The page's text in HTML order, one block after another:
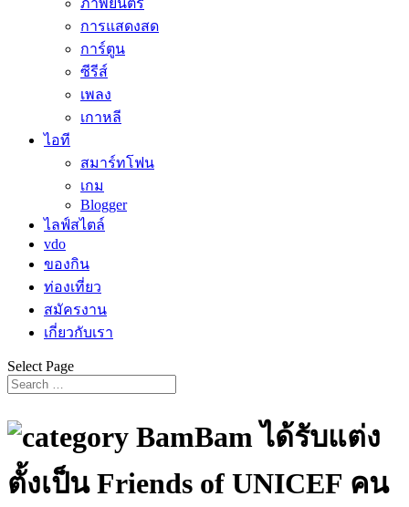
ภาพยนตร์
การแสดงสด
การ์ตูน
ซีรีส์
เพลง
เกาหลี
ไอที
สมาร์ทโฟน
เกม
Blogger
ไลฟ์สไตล์
vdo
ของกิน
ท่องเที่ยว
สมัครงาน
เกี่ยวกับเรา
Select Page
BamBam ได้รับแต่ง
ตั้งเป็น Friends of UNICEF คน